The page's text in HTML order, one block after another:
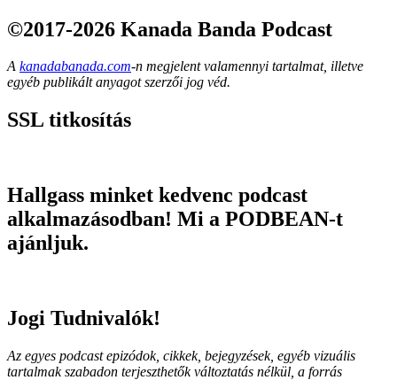
©2017-2026 Kanada Banda Podcast
A kanadabanada.com-n megjelent valamennyi tartalmat, illetve
egyéb publikált anyagot szerzői jog véd.
SSL titkosítás
Hallgass minket kedvenc podcast
alkalmazásodban! Mi a PODBEAN-t
ajánljuk.
Jogi Tudnivalók!
Az egyes podcast epizódok, cikkek, bejegyzések, egyéb vizuális
tartalmak szabadon terjeszthetők változtatás nélkül, a forrás